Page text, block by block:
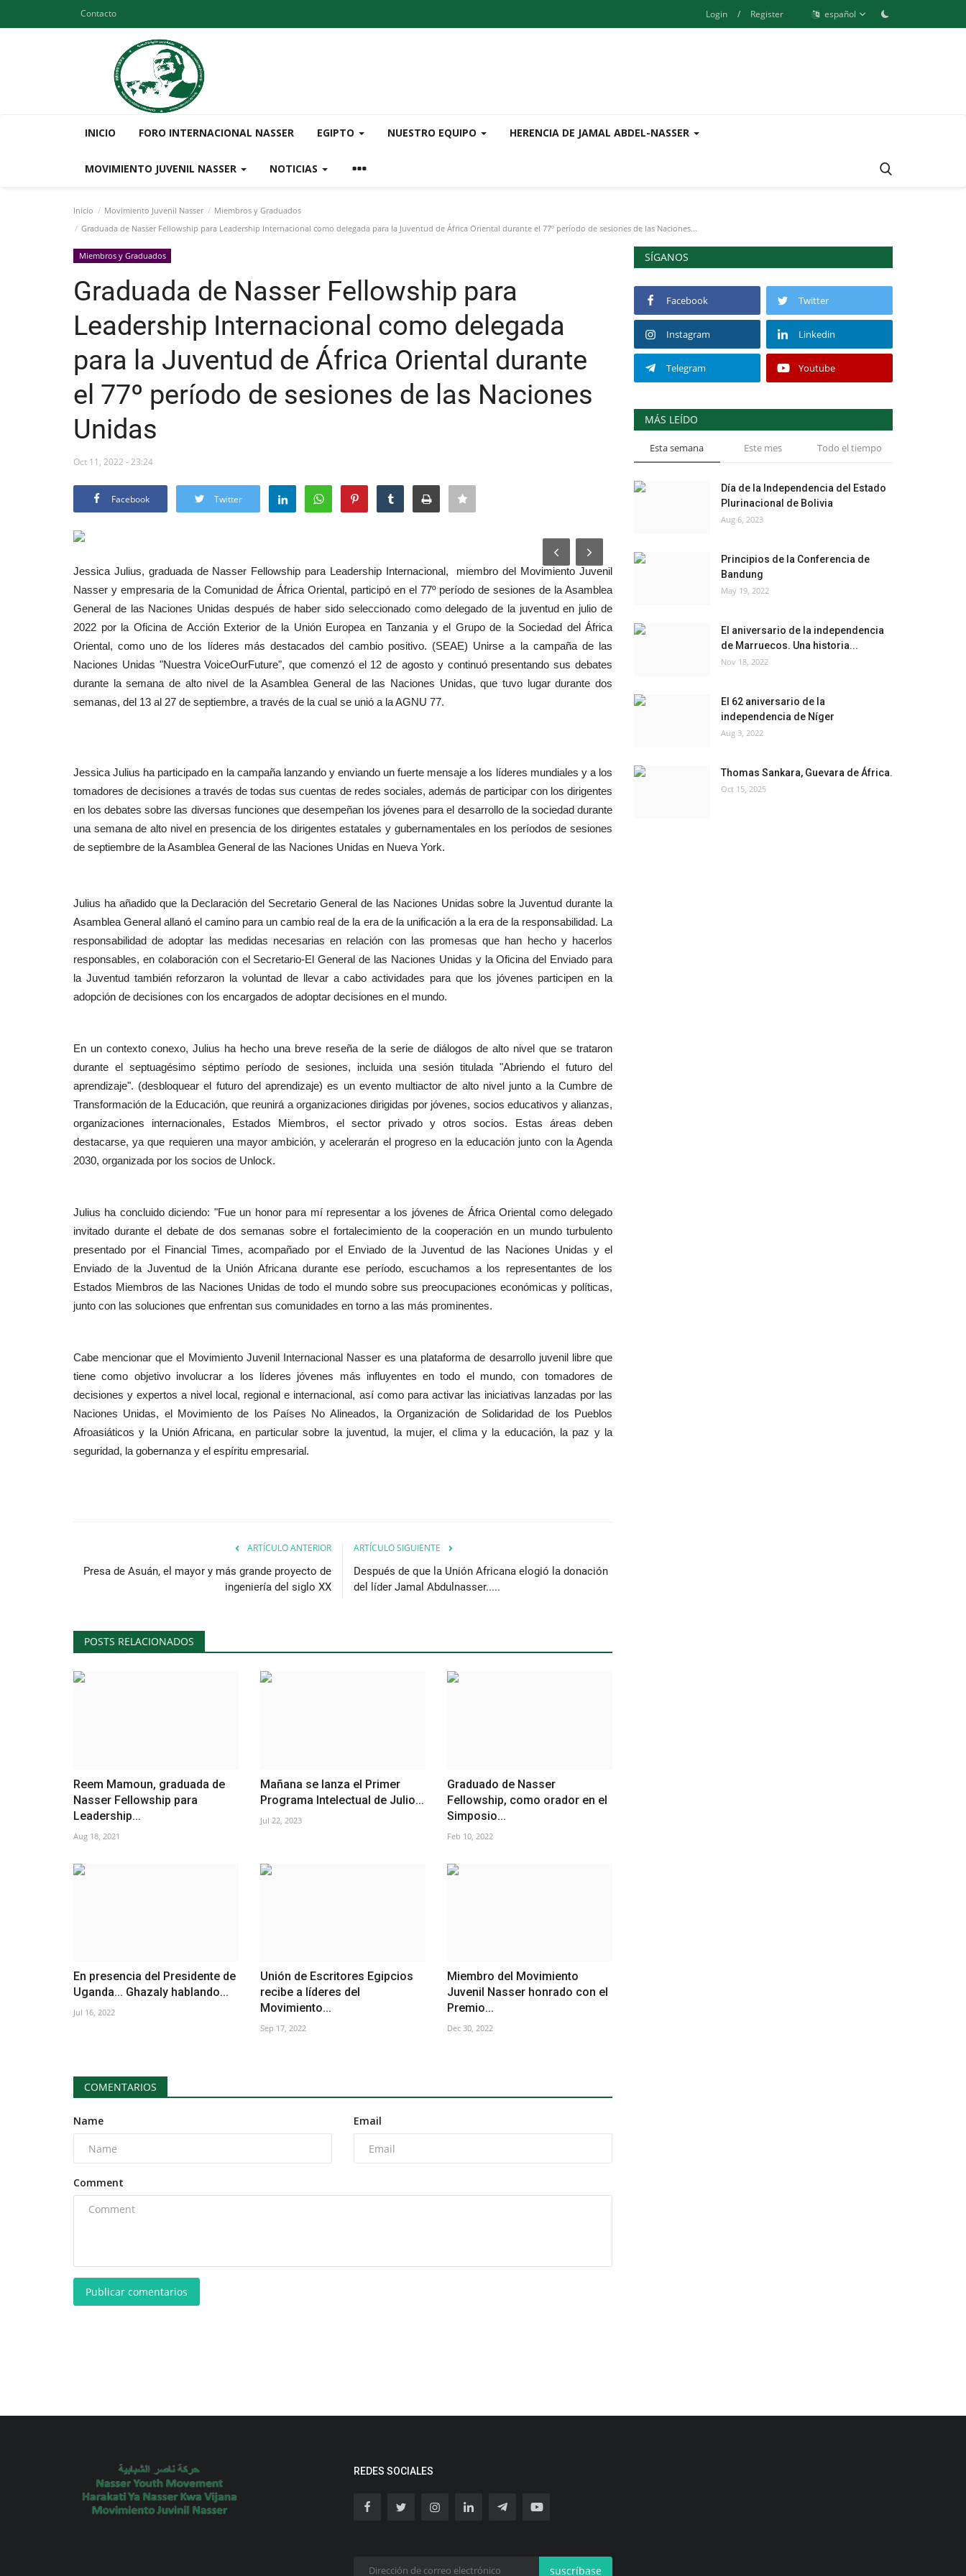
Contacto Login / Register español
INICIO FORO INTERNACIONAL NASSER EGIPTO NUESTRO EQUIPO HERENCIA DE JAMAL ABDEL-NASSER
MOVIMIENTO JUVENIL NASSER NOTICIAS
Inicio Movimiento Juvenil Nasser
Miembros y Graduados
Graduada de Nasser Fellowship para Leadership Internacional como delegada para la Juventud de África Oriental durante el 77º período de sesiones de las Naciones...
Miembros y Graduados
Graduada de Nasser Fellowship para
Leadership Internacional como delegada
para la Juventud de África Oriental durante
el 77º período de sesiones de las Naciones
Unidas
Oct 11, 2022 - 23:24
Facebook Twitter
Jessica Julius, graduada de Nasser Fellowship para Leadership Internacional, miembro del Movimiento Juvenil
Nasser y empresaria de la Comunidad de África Oriental, participó en el 77º período de sesiones de la Asamblea
General de las Naciones Unidas después de haber sido seleccionado como delegado de la juventud en julio de
2022 por la Oficina de Acción Exterior de la Unión Europea en Tanzania y el Grupo de la Sociedad del África
Oriental, como uno de los líderes más destacados del cambio positivo. (SEAE) Unirse a la campaña de las
Naciones Unidas "Nuestra VoiceOurFuture", que comenzó el 12 de agosto y continuó presentando sus debates
durante la semana de alto nivel de la Asamblea General de las Naciones Unidas, que tuvo lugar durante dos
semanas, del 13 al 27 de septiembre, a través de la cual se unió a la AGNU 77.
Jessica Julius ha participado en la campaña lanzando y enviando un fuerte mensaje a los líderes mundiales y a los
tomadores de decisiones a través de todas sus cuentas de redes sociales, además de participar con los dirigentes
en los debates sobre las diversas funciones que desempeñan los jóvenes para el desarrollo de la sociedad durante
una semana de alto nivel en presencia de los dirigentes estatales y gubernamentales en los períodos de sesiones
de septiembre de la Asamblea General de las Naciones Unidas en Nueva York.
Julius ha añadido que la Declaración del Secretario General de las Naciones Unidas sobre la Juventud durante la
Asamblea General allanó el camino para un cambio real de la era de la unificación a la era de la responsabilidad. La
responsabilidad de adoptar las medidas necesarias en relación con las promesas que han hecho y hacerlos
responsables, en colaboración con el Secretario-El General de las Naciones Unidas y la Oficina del Enviado para
la Juventud también reforzaron la voluntad de llevar a cabo actividades para que los jóvenes participen en la
adopción de decisiones con los encargados de adoptar decisiones en el mundo.
En un contexto conexo, Julius ha hecho una breve reseña de la serie de diálogos de alto nivel que se trataron
durante el septuagésimo séptimo período de sesiones, incluida una sesión titulada "Abriendo el futuro del
aprendizaje". (desbloquear el futuro del aprendizaje) es un evento multiactor de alto nivel junto a la Cumbre de
Transformación de la Educación, que reunirá a organizaciones dirigidas por jóvenes, socios educativos y alianzas,
organizaciones internacionales, Estados Miembros, el sector privado y otros socios. Estas áreas deben
destacarse, ya que requieren una mayor ambición, y acelerarán el progreso en la educación junto con la Agenda
2030, organizada por los socios de Unlock.
Julius ha concluido diciendo: "Fue un honor para mí representar a los jóvenes de África Oriental como delegado
invitado durante el debate de dos semanas sobre el fortalecimiento de la cooperación en un mundo turbulento
presentado por el Financial Times, acompañado por el Enviado de la Juventud de las Naciones Unidas y el
Enviado de la Juventud de la Unión Africana durante ese período, escuchamos a los representantes de los
Estados Miembros de las Naciones Unidas de todo el mundo sobre sus preocupaciones económicas y políticas,
junto con las soluciones que enfrentan sus comunidades en torno a las más prominentes.
Cabe mencionar que el Movimiento Juvenil Internacional Nasser es una plataforma de desarrollo juvenil libre que
tiene como objetivo involucrar a los líderes jóvenes más influyentes en todo el mundo, con tomadores de
decisiones y expertos a nivel local, regional e internacional, así como para activar las iniciativas lanzadas por las
Naciones Unidas, el Movimiento de los Países No Alineados, la Organización de Solidaridad de los Pueblos
Afroasiáticos y la Unión Africana, en particular sobre la juventud, la mujer, el clima y la educación, la paz y la
seguridad, la gobernanza y el espíritu empresarial.
ARTÍCULO ANTERIOR
Presa de Asuán, el mayor y más grande proyecto de
ingeniería del siglo XX
ARTÍCULO SIGUIENTE
Después de que la Unión Africana elogió la donación
del líder Jamal Abdulnasser.....
POSTS RELACIONADOS
Reem Mamoun, graduada de
Nasser Fellowship para
Leadership...
Aug 18, 2021
Mañana se lanza el Primer
Programa Intelectual de Julio...
Jul 22, 2023
Graduado de Nasser
Fellowship, como orador en el
Simposio...
Feb 10, 2022
En presencia del Presidente de
Uganda... Ghazaly hablando...
Jul 16, 2022
Unión de Escritores Egipcios
recibe a líderes del
Movimiento...
Sep 17, 2022
Miembro del Movimiento
Juvenil Nasser honrado con el
Premio...
Dec 30, 2022
COMENTARIOS
Name Email
Comment
Publicar comentarios
SÍGANOS
Facebook Twitter
Instagram Linkedin
Telegram Youtube
MÁS LEÍDO
Esta semana Este mes Todo el tiempo
Día de la Independencia del Estado
Plurinacional de Bolivia
Aug 6, 2023
Principios de la Conferencia de
Bandung
May 19, 2022
El aniversario de la independencia
de Marruecos. Una historia...
Nov 18, 2022
El 62 aniversario de la
independencia de Níger
Aug 3, 2022
Thomas Sankara, Guevara de África.
Oct 15, 2025
REDES SOCIALES
suscríbase